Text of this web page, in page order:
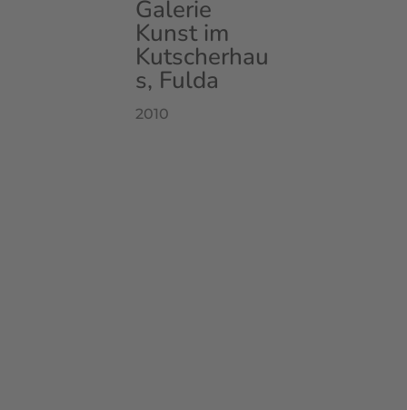
Galerie
Kunst im
Kutscherhau
s, Fulda
2010